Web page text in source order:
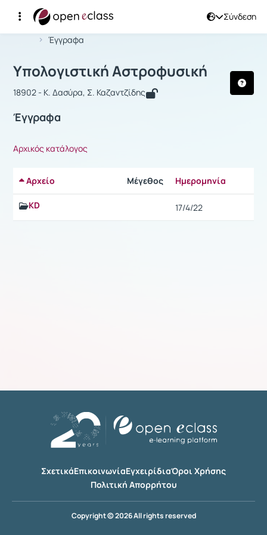
Σύνδεση
Αρχική Σελίδα
Έγγραφα
Μάθημα : Υπολογιστική
Υπολογιστική Αστροφυσική
18902 - Κ. Δασύρα, Σ. Καζαντζίδης
Έγγραφα
Αρχικός κατάλογος
Αρχείο Μέγεθος Ημερομηνία
KD
17/4/22
ΣχετικάΕπικοινωνίαΕγχειρίδιαΌροι Χρήσης
Πολιτική Απορρήτου
Copyright © 2026 All rights reserved